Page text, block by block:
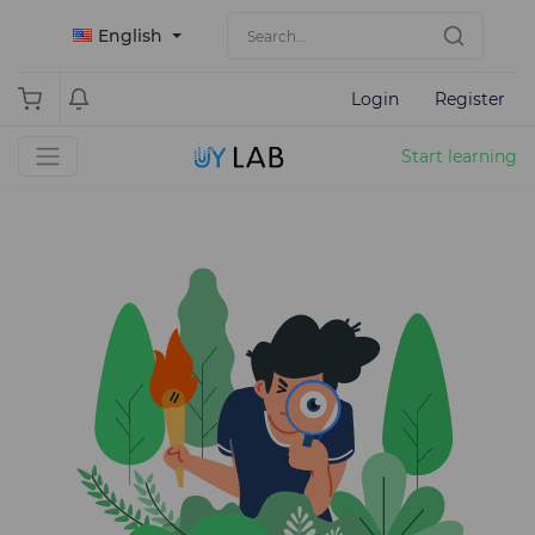
English
Login Register
Start learning